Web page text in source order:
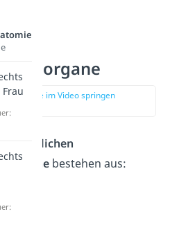
zur Stelle im Video springen
männlichen
bestehen aus: